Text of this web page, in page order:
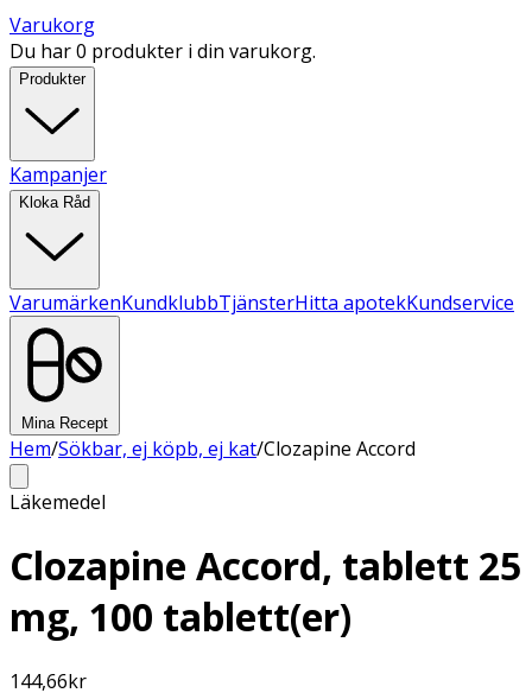
Varukorg
Du har 0 produkter i din varukorg.
Produkter
Kampanjer
Kloka Råd
VarumärkenKundklubbTjänsterHitta apotekKundservice
Mina Recept
Hem/Sökbar, ej köpb, ej kat/Clozapine Accord
Läkemedel
Clozapine Accord, tablett 25
mg, 100 tablett(er)
144,66kr